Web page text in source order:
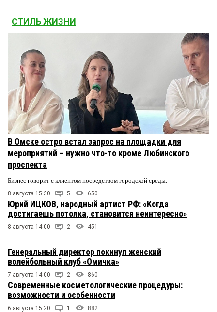
СТИЛЬ ЖИЗНИ
В Омске остро встал запрос на площадки для
мероприятий – нужно что-то кроме Любинского
проспекта
Бизнес говорит с клиентом посредством городской среды.
8 августа 15:30 5 650
Юрий ИЦКОВ, народный артист РФ: «Когда
достигаешь потолка, становится неинтересно»
8 августа 14:00 2 451
Генеральный директор покинул женский
волейбольный клуб «Омичка»
7 августа 14:00 2 860
Современные косметологические процедуры:
возможности и особенности
6 августа 15:20 1 882